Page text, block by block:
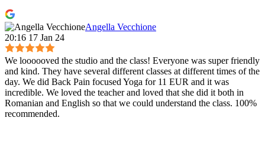
Angella Vecchione
20:16 17 Jan 24
We loooooved the studio and the class! Everyone was super friendly
and kind. They have several different classes at different times of the
day. We did Back Pain focused Yoga for 11 EUR and it was
incredible. We loved the teacher and loved that she did it both in
Romanian and English so that we could understand the class. 100%
recommended.